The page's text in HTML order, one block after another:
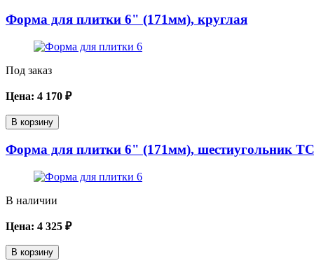
Форма для плитки 6" (171мм), круглая
Под заказ
Цена: 4 170 ₽
В корзину
Форма для плитки 6" (171мм), шестиугольник
В наличии
Цена: 4 325 ₽
В корзину